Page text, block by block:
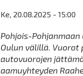
Ke, 20.08.2025 - 15:00
Pohjois-
Oulun välillä. Vuorot
autovuorojen
aamuyhteyden